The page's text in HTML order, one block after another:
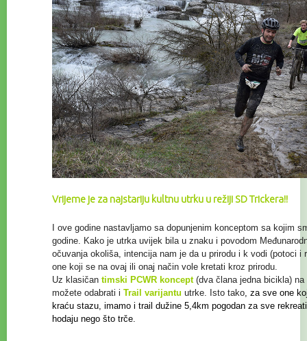
Vrijeme je za najstariju kultnu utrku u režiji SD Trickera!!
I ove godine nastavljamo sa dopunjenim konceptom sa kojim
godine. Kako je utrka uvijek bila u znaku i povodom
očuvanja okoliša, intencija nam je da u prirodu i k vodi (potoci i
one koji se na ovaj ili onaj način vole kretati kroz prirodu.
Uz klasičan timski PCWR koncept(dva člana jedna bicikla)
možete odabrati i Trail varijantu utrke. Isto tako , za sve one
kraću stazu, imamo i trail dužine 5,4km pogodan za sve
hodaju nego što trče.